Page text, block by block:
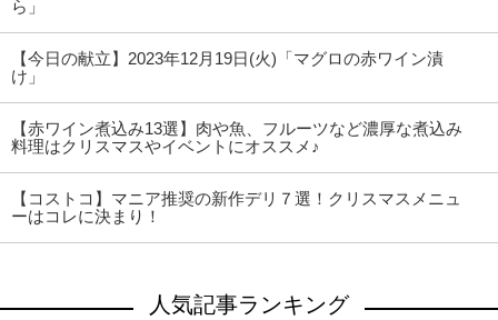
ら」
【今日の献立】2023年12月19日(火)「マグロの赤ワイン漬
け」
【赤ワイン煮込み13選】肉や魚、フルーツなど濃厚な煮込み
料理はクリスマスやイベントにオススメ♪
【コストコ】マニア推奨の新作デリ７選！クリスマスメニュ
ーはコレに決まり！
人気記事ランキング